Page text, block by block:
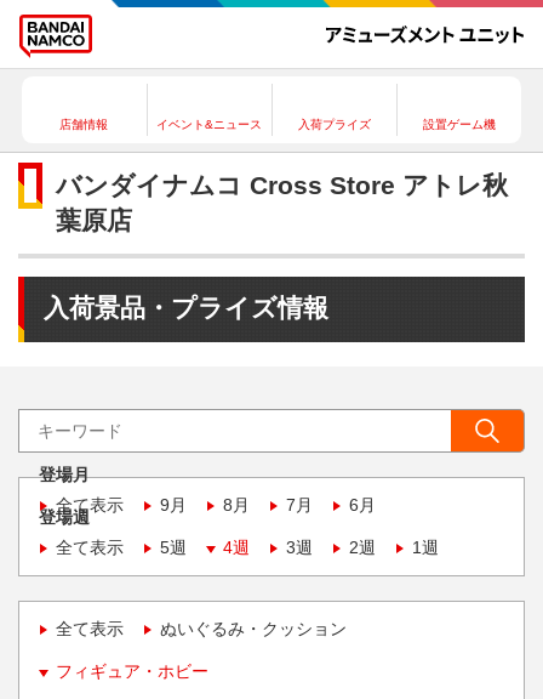
店舗情報 イベント&ニュース 入荷プライズ 設置ゲーム機
バンダイナムコ Cross Store アトレ秋
葉原店
入荷景品・プライズ情報
登場月
全て表示
9月 8月 7月 6月
登場週
全て表示
5週 4週 3週 2週 1週
全て表示 ぬいぐるみ・クッション
フィギュア・ホビー